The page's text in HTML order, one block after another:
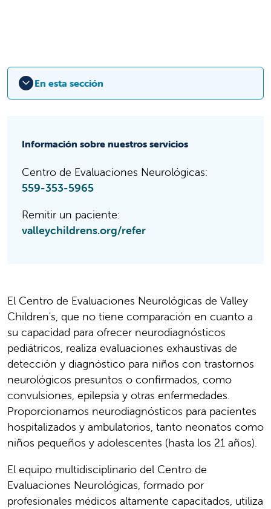
En esta sección
Información sobre nuestros servicios
Centro de Evaluaciones Neurológicas:
559-353-5965
Remitir un paciente:
valleychildrens.org/refer
El Centro de Evaluaciones Neurológicas de Valley
Children's​​​​​​​​​​​​​​, que no tiene comparación en cuanto a
su capacidad para ofrecer neurodiagnósticos
pediátricos, realiza evaluaciones exhaustivas de
detección y diagnóstico para niños con trastornos
neurológicos presuntos o confirmados, como
convulsiones, epilepsia y otras enfermedades.
Proporcionamos neurodiagnósticos para pacientes
hospitalizados y ambulatorios, tanto neonatos como
niños pequeños y adolescentes (hasta los 21 años).
El equipo multidisciplinario del Centro de
Evaluaciones Neurológicas, formado por
profesionales médicos altamente capacitados, utiliza